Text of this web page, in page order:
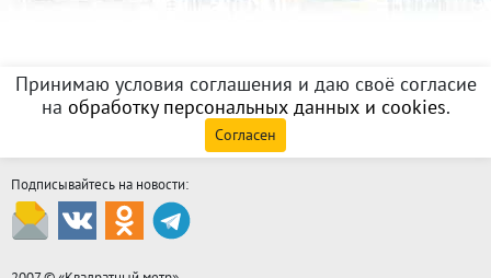
Принимаю условия соглашения и даю своё согласие
на обработку персональных данных и cookies.
Согласен
Подписывайтесь на новости: